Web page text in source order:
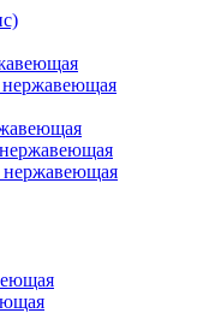
нержавеющая
нержавеющая